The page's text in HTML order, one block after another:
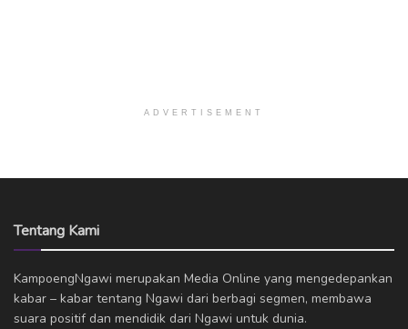
ADVERTISEMENT
Tentang Kami
KampoengNgawi merupakan Media Online yang mengedepankan
kabar – kabar tentang Ngawi dari berbagi segmen, membawa
suara positif dan mendidik dari Ngawi untuk dunia.